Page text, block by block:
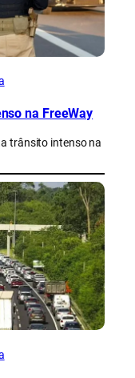
na FreeWay
trânsito intenso na